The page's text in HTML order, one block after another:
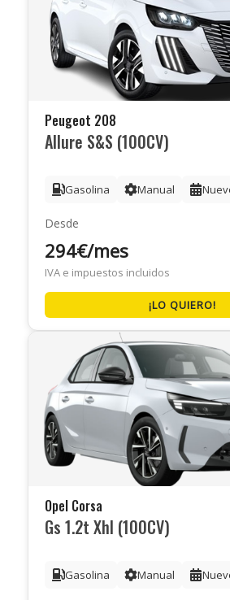
Peugeot 208
Allure S&S (100CV)
Gasolina Manual
Desde
294€/mes
IVA e impuestos incluidos
¡LO QUIERO!
Opel Corsa
Gs 1.2t Xhl (100CV)
Gasolina Manual